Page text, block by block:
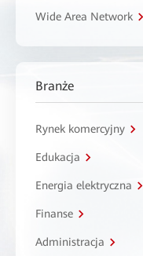
Wide Area Network
Branże
Rynek komercyjny
Edukacja
Energia elektryczna
Finanse
Administracja